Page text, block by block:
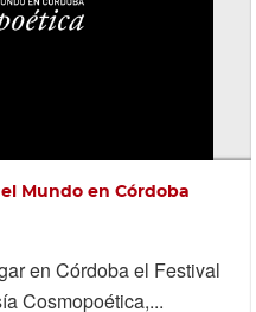
Mundo en Córdoba
en Córdoba el Festival
Cosmopoética,...